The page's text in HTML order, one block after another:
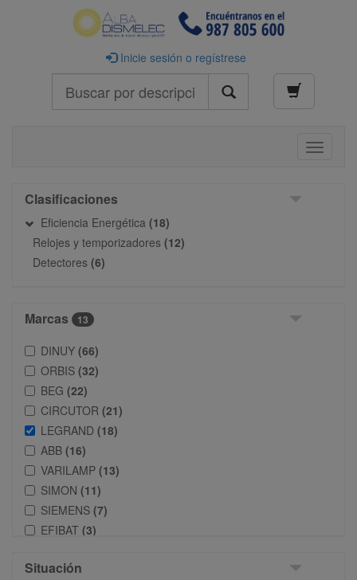
Inicie sesión o regístrese
Toggle
Clasificaciones
Eficiencia Energética (18)
Relojes y temporizadores (12)
Detectores (6)
Marcas 13
DINUY (66)
ORBIS (32)
BEG (22)
CIRCUTOR (21)
LEGRAND (18)
ABB (16)
VARILAMP (13)
SIMON (11)
SIEMENS (7)
EFIBAT (3)
NIESSEN
Situación